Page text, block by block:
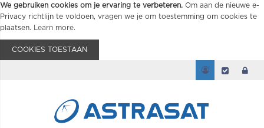
We gebruiken cookies om je ervaring te verbeteren. Om aan de nieuwe e-
Privacy richtlijn te voldoen, vragen we je om toestemming om cookies te
plaatsen.
Learn more.
COOKIES TOESTAAN